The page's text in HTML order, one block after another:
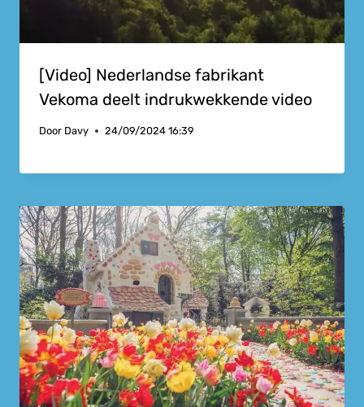
[Video] Nederlandse fabrikant
Vekoma deelt indrukwekkende video
Door Davy 24/09/2024 16:39